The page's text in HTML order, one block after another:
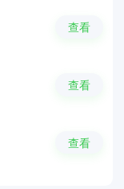
查看
查看
查看